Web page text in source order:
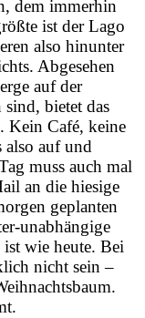
dem immerhin
ist der Lago
also hinunter
Abgesehen
auf der
sind, bietet das
Kein Café, keine
also auf und
muss auch mal
an die hiesige
geplanten
unabhängige
ist wie heute. Bei
nicht sein –